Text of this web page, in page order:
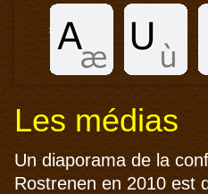
Les médias
Un diaporama de la
Rostrenen en 2010 est